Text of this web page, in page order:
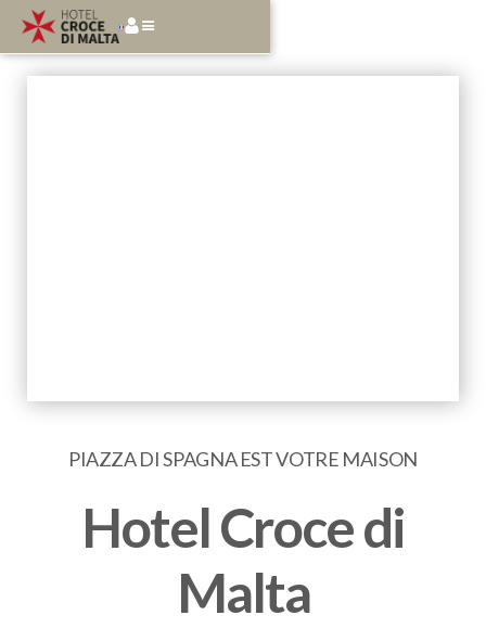
PIAZZA DI SPAGNA EST VOTRE MAISON
Hotel Croce di
Malta